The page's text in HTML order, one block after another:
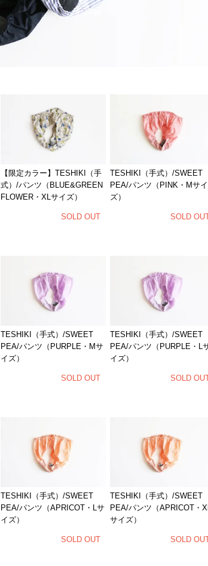
【限定カラー】TESHIKI（手
式）/パンツ（BLUE&GREEN
FLOWER・XLサイズ）
SOLD OUT
TESHIKI（手式）/SWEET
PEA/パンツ（PINK・Mサイ
ズ）
SOLD
TESHIKI（手式）/SWEET
PEA/パンツ（PURPLE・Mサ
イズ）
SOLD OUT
TESHIKI（手式）/SWEET
PEA/パンツ（PURPLE・L
イズ）
SOLD
TESHIKI（手式）/SWEET
PEA/パンツ（APRICOT・Lサ
イズ）
SOLD OUT
TESHIKI（手式）/SWEET
PEA/パンツ（APRICOT・
サイズ）
SOLD